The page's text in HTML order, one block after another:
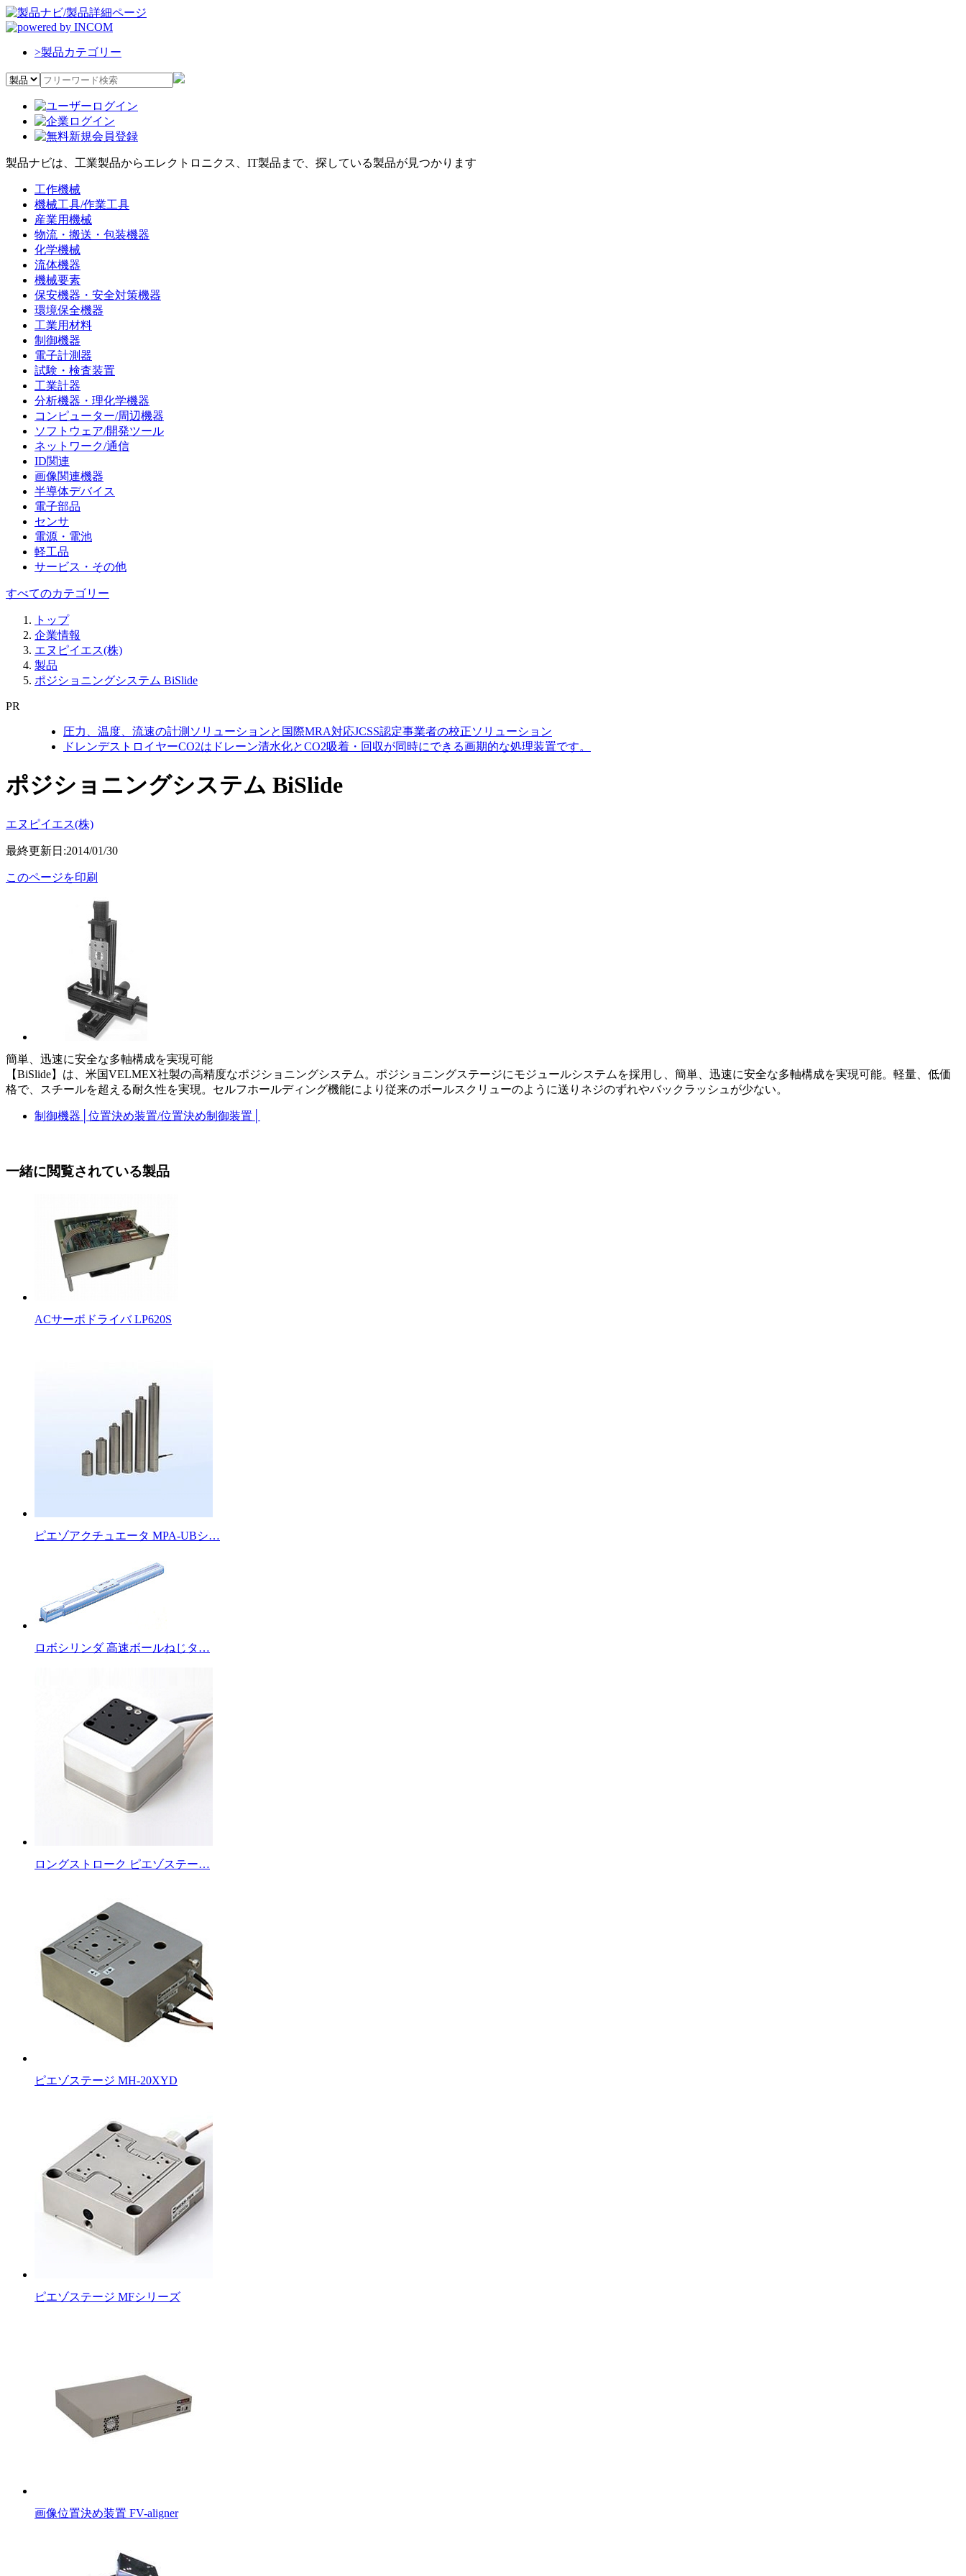
>製品カテゴリー
製品ナビは、工業製品からエレクトロニクス、IT製品まで、探している製品が見つかります
工作機械
機械工具/作業工具
産業用機械
物流・搬送・包装機器
化学機械
流体機器
機械要素
保安機器・安全対策機器
環境保全機器
工業用材料
制御機器
電子計測器
試験・検査装置
工業計器
分析機器・理化学機器
コンピューター/周辺機器
ソフトウェア/開発ツール
ネットワーク/通信
ID関連
画像関連機器
半導体デバイス
電子部品
センサ
電源・電池
軽工品
サービス・その他
すべてのカテゴリー
トップ
企業情報
エヌピイエス(株)
製品
ポジショニングシステム BiSlide
PR
圧力、温度、流速の計測ソリューションと国際MRA対応JCSS認定事業者の校正ソリューション
ドレンデストロイヤーCO2はドレーン清水化とCO2吸着・回収が同時にできる画期的な処理装置です。
ポジショニングシステム BiSlide
エヌピイエス(株)
最終更新日:2014/01/30
このページを印刷
簡単、迅速に安全な多軸構成を実現可能
【BiSlide】は、米国VELMEX社製の高精度なポジショニングシステム。ポジショニングステージにモジュールシステムを採用し、簡単、迅速に安全な多軸構成を実現可能。軽量、低価
格で、スチールを超える耐久性を実現。セルフホールディング機能により従来のボールスクリューのように送りネジのずれやバックラッシュが少ない。
制御機器 位置決め装置/位置決め制御装置
一緒に閲覧されている製品
ACサーボドライバ LP620S
ピエゾアクチュエータ MPA-UBシ…
ロボシリンダ 高速ボールねじタ…
ロングストローク ピエゾステー…
ピエゾステージ MH-20XYD
ピエゾステージ MFシリーズ
画像位置決め装置 FV-aligner